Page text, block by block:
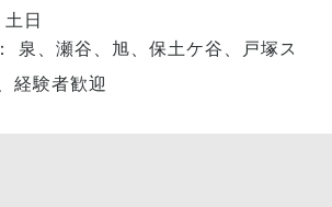
日
泉、瀬谷、旭、保土ケ谷、戸塚スポ
経験者歓迎